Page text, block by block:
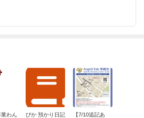
わん
ぴか 預かり日記
【7/10追記あ